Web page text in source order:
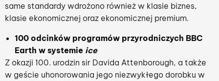
same standardy wdrożono również w klasie biznes,
klasie ekonomicznej oraz ekonomicznej premium.
100 odcinków programów przyrodniczych BBC
Earth w systemie ice
Z okazji 100. urodzin sir Davida Attenborough, a także
w geście uhonorowania jego niezwykłego dorobku w